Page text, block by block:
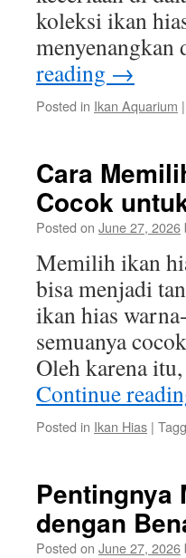
koleksi ikan
reading →
Posted in Ikan Aquarium |
Cara
Cocok
Posted on June 27, 2026
Memilih ikan
bisa menjadi
ikan hias
semuanya
Oleh karena
Continue
Posted in Ikan Hias |
Pentingnya
dengan
Posted on June 27, 2026